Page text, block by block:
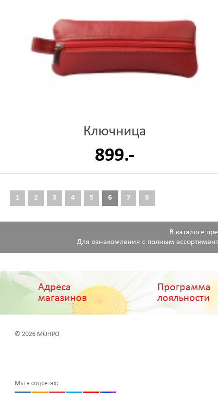
Ключница
899.-
1 2 3 4 5 6 7 8
В каталоге
Для ознакомления с полным
Адреса
магазинов
Программа
лояльности
© 2026 МОНРО
Мы в соцсетях: